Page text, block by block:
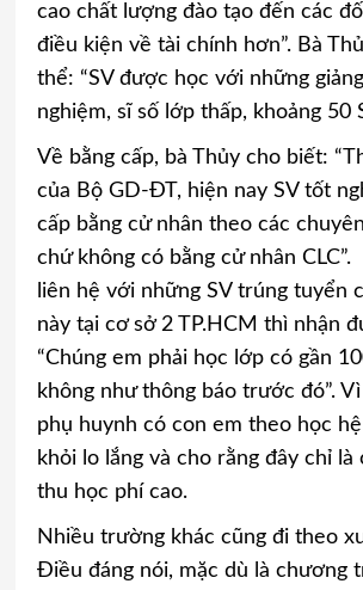
cao chất lượng đào tạo đến các
điều kiện về tài chính hơn”. Bà
thể: “SV được học với những
nghiệm, sĩ số lớp thấp, khoảng 50
Về bằng cấp, bà Thủy cho biết:
của Bộ GD-ĐT, hiện nay SV tốt
cấp bằng cử nhân theo các
chứ không có bằng cử nhân
liên hệ với những SV trúng tuyển
này tại cơ sở 2 TP.HCM thì nhận
“Chúng em phải học lớp có gần
không như thông báo trước đó”.
phụ huynh có con em theo học
khỏi lo lắng và cho rằng đây chỉ
thu học phí cao.
Nhiều trường khác cũng đi theo
Điều đáng nói, mặc dù là chương